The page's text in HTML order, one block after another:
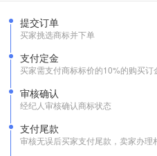
提交订单
买家挑选商标并下单
支付定金
买家需支付商标标价的10%的购买订
审核确认
经纪人审核确认商标状态
支付尾款
审核无误后买家支付尾款，卖家办理